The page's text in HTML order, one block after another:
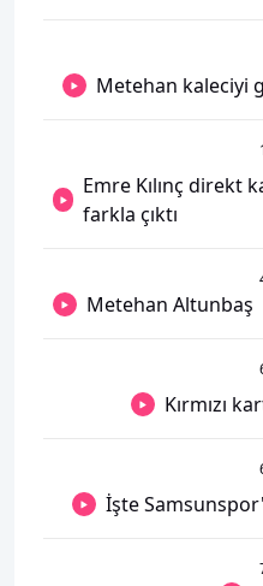
Metehan kaleciyi
Emre Kılınç direkt
farkla çıktı
Metehan Altunbaş
Kırmızı
İşte